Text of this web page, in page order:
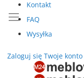
Kontakt
FAQ
Wysyłka
Zaloguj się Twoje konto